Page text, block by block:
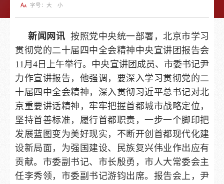
字号： 大 小
新闻网讯 按照党中央统一部署，北京市学习
贯彻党的二十届四中全会精神中央宣讲团报告会
11月4日上午举行。中央宣讲团成员、市委书记尹
力作宣讲报告，他强调，要深入学习贯彻党的二
十届四中全会精神，深入贯彻习近平总书记对北
京重要讲话精神，牢牢把握首都城市战略定位，
坚持首善标准，履行首都职责，一步一个脚印把
发展蓝图变为美好现实，不断开创首都现代化建
设新局面，为强国建设、民族复兴伟业作出应有
贡献。市委副书记、市长殷勇，市人大常委会主
任李秀领，市委副书记游钧出席。报告会上，尹